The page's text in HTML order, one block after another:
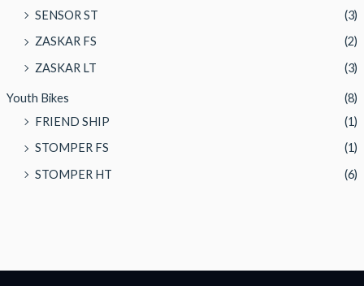
SENSOR ST
(3)
ZASKAR FS
(2)
ZASKAR LT
(3)
Youth Bikes
(8)
FRIEND SHIP
(1)
STOMPER FS
(1)
STOMPER HT
(6)